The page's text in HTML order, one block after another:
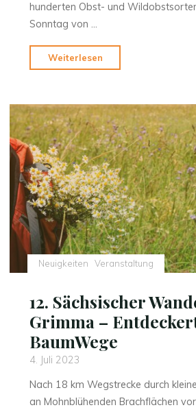
hunderten Obst- und
Sonntag von …
Weiterlesen
Mitteleuropäische
in
Bad
Muskau"
Neuigkeiten Veranstaltung
12. Sächsischer
Grimma –
BaumWege
4. Juli 2023
Nach 18 km Wegstrecke durch
an Mohnblühenden Brachflächen